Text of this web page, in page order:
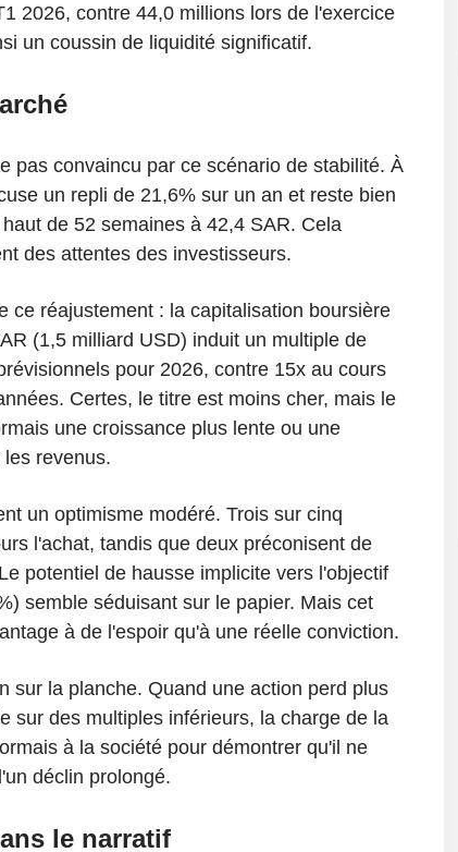
2026, contre 44,0 millions lors de l'exercice
un coussin de liquidité significatif.
pas convaincu par ce scénario de stabilité. À
un repli de 21,6% sur un an et reste bien
de 52 semaines à 42,4 SAR. Cela
des attentes des investisseurs.
ce réajustement : la capitalisation boursière
(1,5 milliard USD) induit un multiple de
pour 2026, contre 15x au cours
Certes, le titre est moins cher, mais le
une croissance plus lente ou une
revenus.
un optimisme modéré. Trois sur cinq
l'achat, tandis que deux préconisent de
potentiel de hausse implicite vers l'objectif
semble séduisant sur le papier. Mais cet
à de l'espoir qu'à une réelle conviction.
sur la planche. Quand une action perd plus
sur des multiples inférieurs, la charge de la
à la société pour démontrer qu'il ne
déclin prolongé.
le narratif